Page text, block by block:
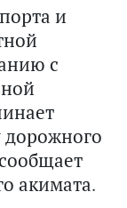
и
с
акимата.